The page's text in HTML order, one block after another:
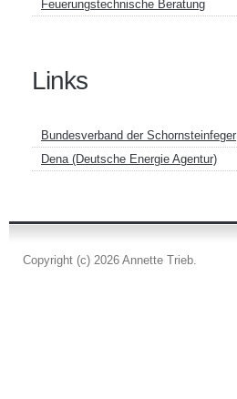
Feuerungstechnische Beratung
Links
Bundesverband der Schornsteinfeger
Dena (Deutsche Energie Agentur)
Copyright (c) 2026 Annette Trieb.